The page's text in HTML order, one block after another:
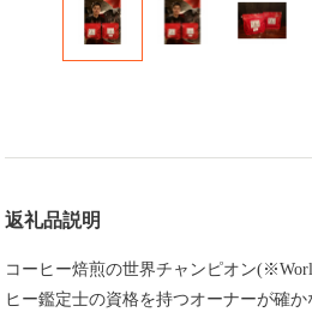
返礼品説明
コーヒー焙煎の世界チャンピオン
ヒー鑑定士の資格を持つオーナーが確